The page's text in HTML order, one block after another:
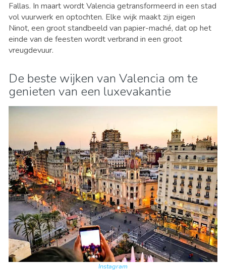
Fallas. In maart wordt Valencia getransformeerd in een stad
vol vuurwerk en optochten. Elke wijk maakt zijn eigen
Ninot, een groot standbeeld van papier-maché, dat op het
einde van de feesten wordt verbrand in een groot
vreugdevuur.
De beste wijken van Valencia om te
genieten van een luxevakantie
Instagram